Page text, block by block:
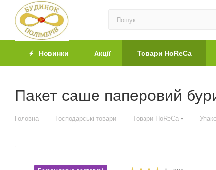
Новинки Акції Товари HoReCa
Пакет саше паперовий
Головна — Господарські товари — Товари HoReCa —